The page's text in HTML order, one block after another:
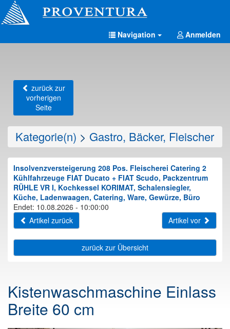
Navigation Anmelden
zurück zur
vorherigen
Seite
Kategorie(n) > Gastro, Bäcker, Fleischer
Insolvenzversteigerung 208 Pos. Fleischerei Catering 2
Kühlfahrzeuge FIAT Ducato + FIAT Scudo, Packzentrum
RÜHLE VR I, Kochkessel KORIMAT, Schalensiegler,
Küche, Ladenwaagen, Catering, Ware, Gewürze, Büro
Endet: 10.08.2026 - 10:00:00
Artikel zurück
Artikel vor
zurück zur Übersicht
Kistenwaschmaschine Einlass
Breite 60 cm